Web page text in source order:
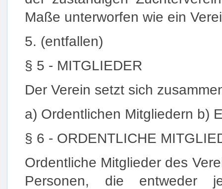
Maße unterworfen wie ein
5. (entfallen)
§ 5 - MITGLIEDER
Der Verein setzt sich
a) Ordentlichen Mitgliedern b)
§ 6 - ORDENTLICHE
Ordentliche Mitglieder des
Personen, die entweder